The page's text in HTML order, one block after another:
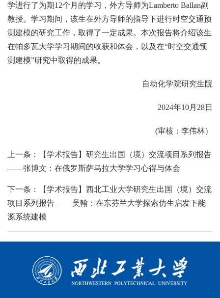
学进行了为期12个月的学习，外方导师为Lamberto Ballan副
教授。学习期间，该生在外方导师的指导下进行时空交通预
测建模的研究工作，取得了一定成果。本次报告将介绍该生
在帕多瓦大学学习期间的收获和体会，以及在“时空交通预
测建模”研究中取得的成果。
自动化学院研究生院
2024年10月28日
(审核：李伟林）
上一条：【学术报告】研究生出国（境）交流项目系列报告
——张博文：在俄罗斯萨马拉大学学习心得与体会
下一条：【学术报告】西北工业大学研究生出国（境）交流
项目系列报告 ——吴翰：在东芬兰大学探索仿生启发下能
源系统建模